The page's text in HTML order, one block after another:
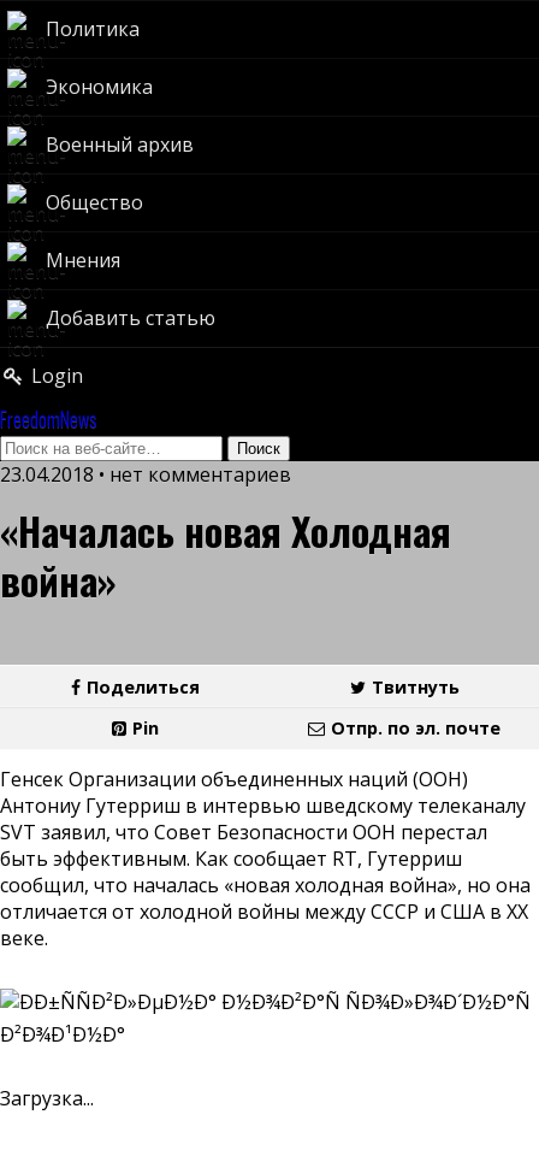
Политика
Экономика
Военный архив
Общество
Мнения
Добавить статью
Login
FreedomNews
23.04.2018 • нет комментариев
«Началась новая Холодная
война»
Поделиться
Твитнуть
Pin
Отпр. по эл. почте
Генсек Организации объединенных наций (ООН)
Антониу Гутерриш в интервью шведскому телеканалу
SVT заявил, что Совет Безопасности ООН перестал
быть эффективным. Как сообщает RT, Гутерриш
сообщил, что началась «новая холодная война», но она
отличается от холодной войны между СССР и США в XX
веке.
Загрузка...